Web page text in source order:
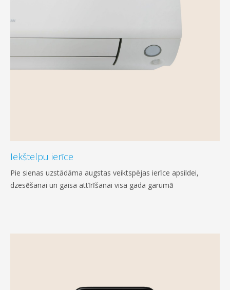
Iekštelpu ierīce
Pie sienas uzstādāma augstas veiktspējas ierīce apsildei,
dzesēšanai un gaisa attīrīšanai visa gada garumā